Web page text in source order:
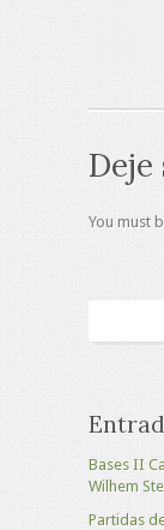
You must
Bases II
Wilhem
Partidas